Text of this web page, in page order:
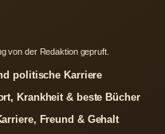
von der Redaktion gepruft.
politische Karriere
Krankheit & beste Bücher
Freund & Gehalt